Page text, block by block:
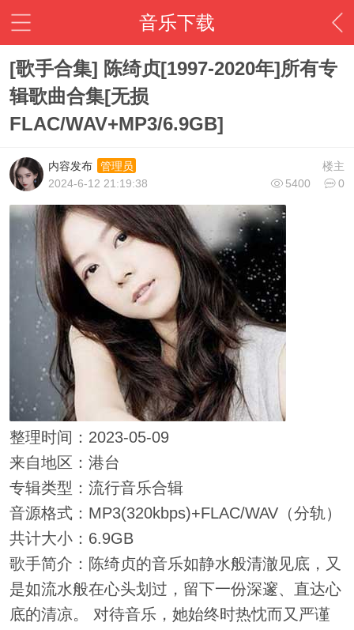
音乐下载
[歌手合集] 陈绮贞[1997-2020年]所有专
辑歌曲合集[无损
FLAC/WAV+MP3/6.9GB]
楼主
内容发布
管理员
5400
0
2024-6-12 21:19:38
整理时间：2023-05-09
来自地区：港台
专辑类型：流行音乐合辑
音源格式：MP3(320kbps)+FLAC/WAV（分轨）
共计大小：6.9GB
歌手简介：陈绮贞的音乐如静水般清澈见底，又
是如流水般在心头划过，留下一份深邃、直达心
底的清凉。 对待音乐，她始终时热忱而又严谨